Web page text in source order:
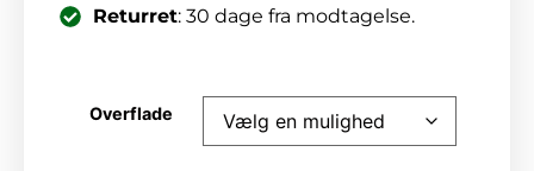
Returret: 30 dage fra modtagelse.
Overflade